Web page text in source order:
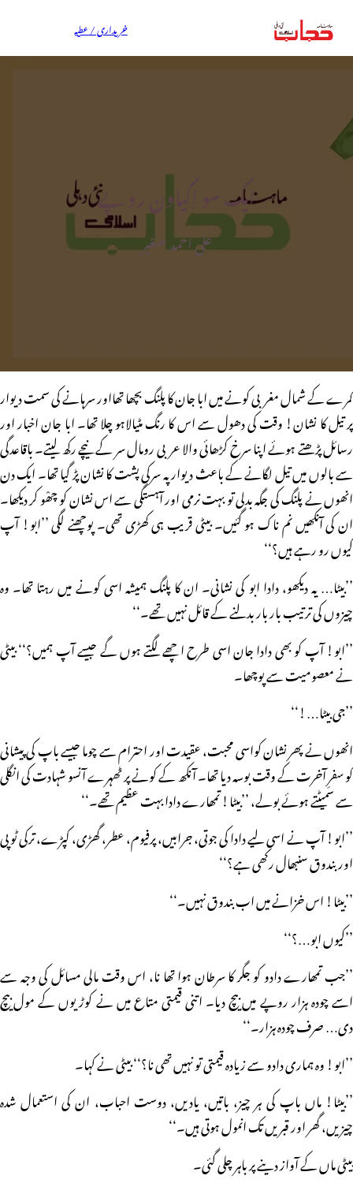
خریداری / عطیہ
ایک سو اِکیاون روپے
علی احمد صغیر
کمرے کے شمال مغربی کونے میں ابا جان کا پلنگ بچھا تھااور سرہانے کی سمت دیوار
پر تیل کا نشان! وقت کی دھول سے اس کا رنگ مٹیالاہو چلا تھا۔ ابا جان اخبار اور
رسائل پڑھتے ہوئے اپنا سرخ کڑھائی والا عربی رومال سر کے نیچے رکھ لیتے۔ باقاعدگی
سے بالوں میں تیل لگانے کے باعث دیوار پہ سرکی پشت کا نشان پڑ گیا تھا۔ ایک دن
انھوں نے پلنگ کی جگہ بدلی تو بہت نرمی اور آہستگی سے اس نشان کو چھْو کر دیکھا۔
ان کی آنکھیں نم ناک ہو گئیں۔ بیٹی قریب ہی کھڑی تھی۔ پوچھنے لگی ’’ابو! آپ
کیوں رو رہے ہیں؟‘‘
’’بیٹا… یہ دیکھو، دادا ابو کی نشانی۔ ان کا پلنگ ہمیشہ اسی کونے میں رہتا تھا۔ وہ
چیزوں کی ترتیب بار بار بدلنے کے قائل نہیں تھے۔‘‘
’’ابو! آپ کو بھی دادا جان اسی طرح اچھے لگتے ہوں گے جیسے آپ ہمیں؟‘‘ بیٹی
نے معصومیت سے پوچھا۔
’’جی بیٹا…!‘‘
انھوں نے پھر نشان کواسی محبت، عقیدت اور احترام سے چوما جیسے باپ کی پیشانی
کو سفرِ آخرت کے وقت بوسہ دیا تھا۔ آنکھ کے کونے پر ٹھہرے آنسو شہادت کی انگلی
سے سمیٹتے ہوئے بولے، ’’بیٹا! تمھارے دادا بہت عظیم تھے۔‘‘
’’ابو! آپ نے اسی لیے دادا کی جوتی، جرابیں، پرفیوم، عطر، گھڑی، کپڑے، ترکی ٹوپی
اور بندوق سنبھال رکھی ہے؟‘‘
’’بیٹا! اس خزانے میں اب بندوق نہیں۔‘‘
’’کیوں ابو…؟‘‘
’’جب تمھارے دادو کو جگر کا سرطان ہوا تھا نا، اس وقت مالی مسائل کی وجہ سے
اسے چودہ ہزار روپے میں بیچ دیا۔ اتنی قیمتی متاع میں نے کوڑیوں کے مول بیچ
دی… صرف چودہ ہزار۔‘‘
’’ابو! وہ ہماری دادو سے زیادہ قیمتی تو نہیں تھی نا؟‘‘ بیٹی نے کہا۔
’’بیٹا! ماں باپ کی ہر چیز، باتیں، یادیں، دوست احباب، ان کی استعمال شدہ
چیزیں، گھر اور قبریں تک انمول ہوتی ہیں۔‘‘
بیٹی ماں کے آواز دینے پر باہر چلی گئی۔